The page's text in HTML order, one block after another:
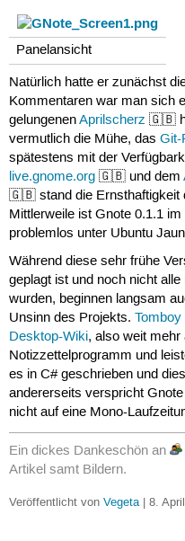
Panelansicht
Natürlich hatte er zunächst
Kommentaren war man sich
gelungenenAprilscherz 🇬🇧
vermutlich die Mühe, das Git-
spätestens mit der
live.gnome.org🇬🇧 und dem
🇬🇧 stand die Ernsthaftigkeit
Mittlerweile ist Gnote 0.1.1
problemlos unter Ubuntu
Während diese sehr frühe
geplagt ist und noch nicht
wurden, beginnen langsam
Unsinn des Projekts. Tomboy
Desktop-Wiki, also weit mehr
Notizzettelprogramm und
es in C# geschrieben und
andererseits verspricht
nicht auf eine Mono-
Ein dickes Dankeschön an
Artikel samt Bildern.
Veröffentlicht von Vegeta| 8.